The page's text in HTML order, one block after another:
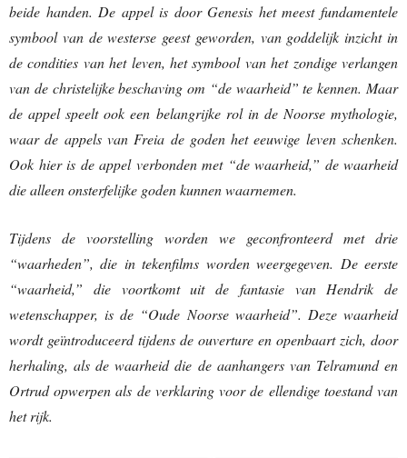
beide handen. De appel is door Genesis het meest fundamentele
symbool van de westerse geest geworden, van goddelijk inzicht in
de condities van het leven, het symbool van het zondige verlangen
van de christelijke beschaving om “de waarheid” te kennen. Maar
de appel speelt ook een belangrijke rol in de Noorse mythologie,
waar de appels van Freia de goden het eeuwige leven schenken.
Ook hier is de appel verbonden met “de waarheid,” de waarheid
die alleen onsterfelijke goden kunnen waarnemen.
Tijdens de voorstelling worden we geconfronteerd met drie
“waarheden”, die in tekenfilms worden weergegeven. De eerste
“waarheid,” die voortkomt uit de fantasie van Hendrik de
wetenschapper, is de “Oude Noorse waarheid”. Deze waarheid
wordt geïntroduceerd tijdens de ouverture en openbaart zich, door
herhaling, als de waarheid die de aanhangers van Telramund en
Ortrud opwerpen als de verklaring voor de ellendige toestand van
het rijk.